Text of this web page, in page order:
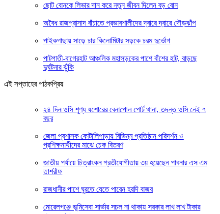
ছোট বোনকে লিভার দান করে নতুন জীবন দিলেন বড় বোন
অবৈধ রাজপ্রাসাদ বাঁচাতে প্রভাবশালীদের দ্বারে দ্বারে দৌড়ঝাঁপ
পাইকগাছায় সাড়ে চার কিলোমিটার সড়কে চরম দুর্ভোগ
পাটগাতী-বাগেরহাট আঞ্চলিক মহাসড়কের পাশে বাঁশের হাট, বাড়ছে
দুর্ঘটনার ঝুঁকি
এই সপ্তাহের পাঠকপ্রিয়
২৪ দিন ওসি শূণ্য যশোরের বেনাপোল পোর্ট থানা, তদন্ত ওসি নেই ৭
বছর
জেলা প্রশাসক কোটালিপাড়ায় বিভিন্ন প্রতিষ্ঠান পরিদর্শন ও
প্রশিক্ষনার্থীদের মাঝে চেক বিতরণ
জাতীয় পর্যায়ে চিত্রাংকন প্রতীযোগীতায় ৩য় হয়েছেন পাবনার এস এম
তাশরীফ
রাজধানীর পাশে ঘুরতে যেতে পারেন হরদি বাজর
মোরেলগঞ্জে ভূমিসেবা সার্ভার সচল না থাকায় সরকার লাখ লাখ টাকার